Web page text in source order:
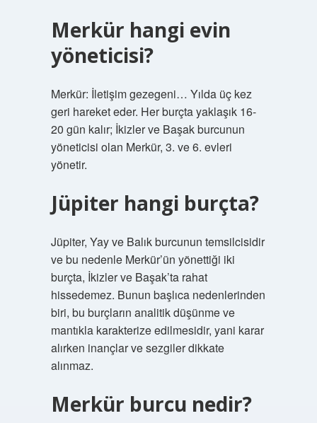
Merkür hangi evin
yöneticisi?
Merkür: İletişim gezegeni… Yılda üç kez
geri hareket eder. Her burçta yaklaşık 16-
20 gün kalır; İkizler ve Başak burcunun
yöneticisi olan Merkür, 3. ve 6. evleri
yönetir.
Jüpiter hangi burçta?
Jüpiter, Yay ve Balık burcunun temsilcisidir
ve bu nedenle Merkür’ün yönettiği iki
burçta, İkizler ve Başak’ta rahat
hissedemez. Bunun başlıca nedenlerinden
biri, bu burçların analitik düşünme ve
mantıkla karakterize edilmesidir, yani karar
alırken inançlar ve sezgiler dikkate
alınmaz.
Merkür burcu nedir?